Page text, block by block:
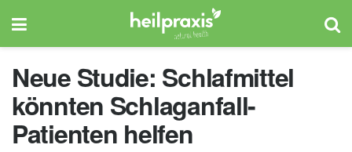
Neue Studie: Schlafmittel
könnten Schlaganfall-
Patienten helfen